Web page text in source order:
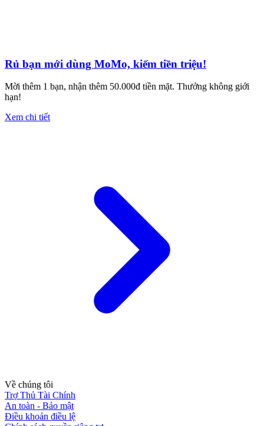
Rủ bạn mới dùng MoMo, kiếm tiền triệu!
Mời thêm 1 bạn, nhận thêm 50.000đ tiền mặt. Thưởng không giới
hạn!
Xem chi tiết
Về chúng tôi
Trợ Thủ Tài Chính
An toàn - Bảo mật
Điều khoản điều lệ